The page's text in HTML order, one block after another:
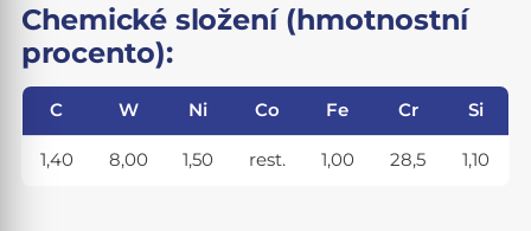
Chemické složení (hmotnostní
procento):
C W Ni Co Fe Cr Si
1,40 8,00 1,50 rest. 1,00 28,5 1,10